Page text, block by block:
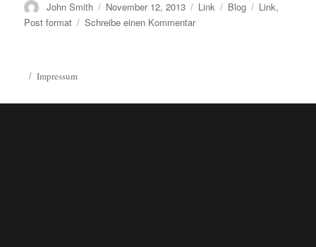
Autor
John Smith
Veröffentlicht
am
November 12, 2013 Format
Link Kategorien
Blog Schlagwörter
Link,
Post format
Schreibe einen Kommentarzu
Impressum